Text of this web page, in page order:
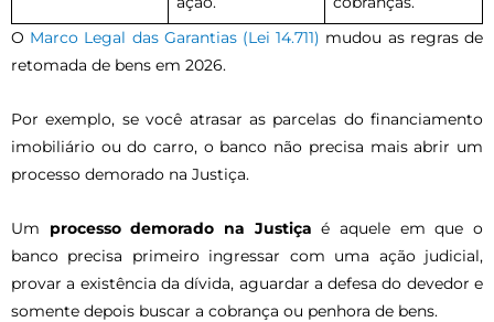
O Marco Legal das Garantias (Lei 14.711) mudou as regras de
retomada de bens em 2026.
Por exemplo, se você atrasar as parcelas do financiamento
imobiliário ou do carro, o banco não precisa mais abrir um
processo demorado na Justiça.
Um processo demorado na Justiça é aquele em que o
banco precisa primeiro ingressar com uma ação judicial,
provar a existência da dívida, aguardar a defesa do devedor e
somente depois buscar a cobrança ou penhora de bens.